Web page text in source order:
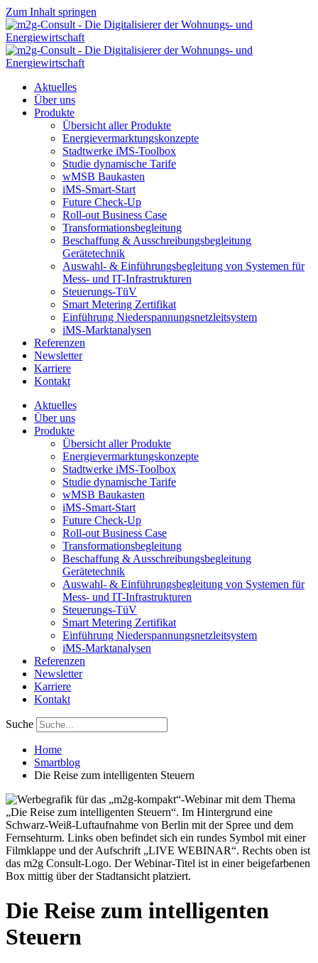
Zum Inhalt springen
Aktuelles
Über uns
Produkte
Übersicht aller Produkte
Energievermarktungskonzepte
Stadtwerke iMS-Toolbox
Studie dynamische Tarife
wMSB Baukasten
iMS-Smart-Start
Future Check-Up
Roll-out Business Case
Transformationsbegleitung
Beschaffung & Ausschreibungsbegleitung
Gerätetechnik
Auswahl- & Einführungsbegleitung von Systemen für
Mess- und IT-Infrastrukturen
Steuerungs-TüV
Smart Metering Zertifikat
Einführung Niederspannungsnetzleitsystem
iMS-Marktanalysen
Referenzen
Newsletter
Karriere
Kontakt
Aktuelles
Über uns
Produkte
Übersicht aller Produkte
Energievermarktungskonzepte
Stadtwerke iMS-Toolbox
Studie dynamische Tarife
wMSB Baukasten
iMS-Smart-Start
Future Check-Up
Roll-out Business Case
Transformationsbegleitung
Beschaffung & Ausschreibungsbegleitung
Gerätetechnik
Auswahl- & Einführungsbegleitung von Systemen für
Mess- und IT-Infrastrukturen
Steuerungs-TüV
Smart Metering Zertifikat
Einführung Niederspannungsnetzleitsystem
iMS-Marktanalysen
Referenzen
Newsletter
Karriere
Kontakt
Suche
Home
Smartblog
Die Reise zum intelligenten Steuern
Die Reise zum intelligenten
Steuern